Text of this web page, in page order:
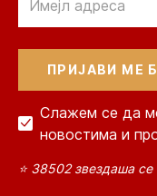
Слажем се да
новостима и
⭐ 38502 звездаша